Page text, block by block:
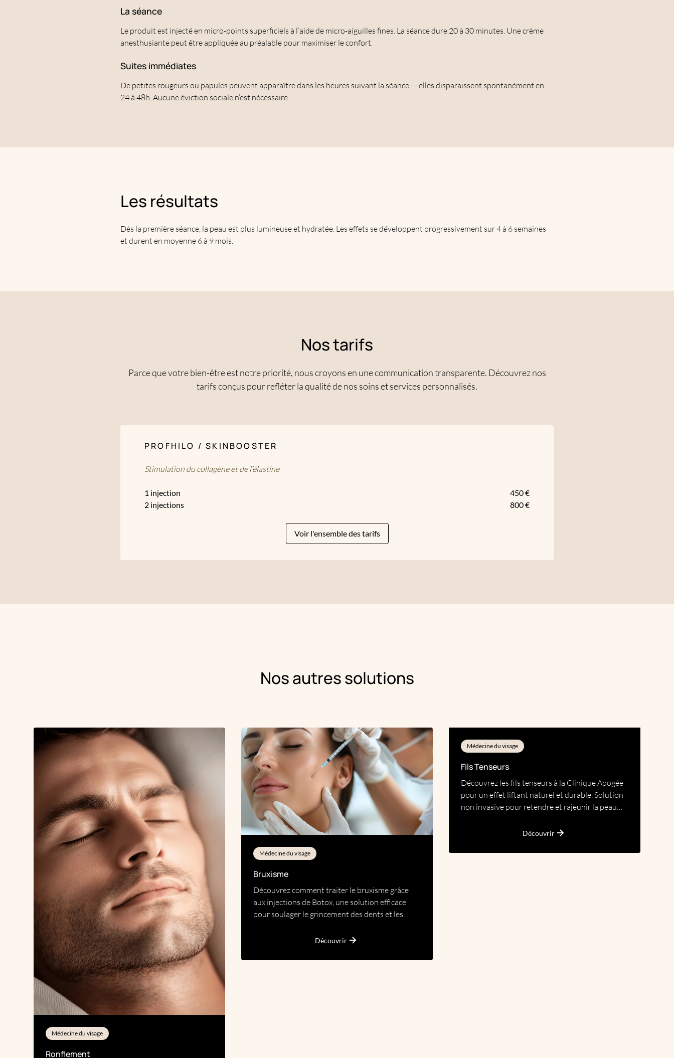
La séance
Le produit est injecté en micro-points superficiels à l’aide de micro-aiguilles fines. La séance dure 20 à 30 minutes. Une crème
anesthusiante peut être appliquée au préalable pour maximiser le confort.
Suites immédiates
De petites rougeurs ou papules peuvent apparaître dans les heures suivant la séance — elles disparaissent spontanément en
24 à 48h. Aucune éviction sociale n’est nécessaire.
Les résultats
Dès la première séance, la peau est plus lumineuse et hydratée. Les effets se développent progressivement sur 4 à 6 semaines
et durent en moyenne 6 à 9 mois.
Nos tarifs
Parce que votre bien-être est notre priorité, nous croyons en une communication transparente. Découvrez nos
tarifs conçus pour refléter la qualité de nos soins et services personnalisés.
PROFHILO / SKINBOOSTER
Stimulation du collagène et de l’élastine
1 injection
450 €
2 injections
800 €
Voir l'ensemble des tarifs
Nos autres solutions
Médecine du visage
Ronflement
Médecine du visage
Bruxisme
Découvrez comment traiter le bruxisme grâce
aux injections de Botox, une solution efficace
pour soulager le grincement des dents et les
Découvrir
Médecine du visage
Fils Tenseurs
Découvrez les fils tenseurs à la Clinique Apogée
pour un effet liftant naturel et durable. Solution
non invasive pour retendre et rajeunir la peau
Découvrir